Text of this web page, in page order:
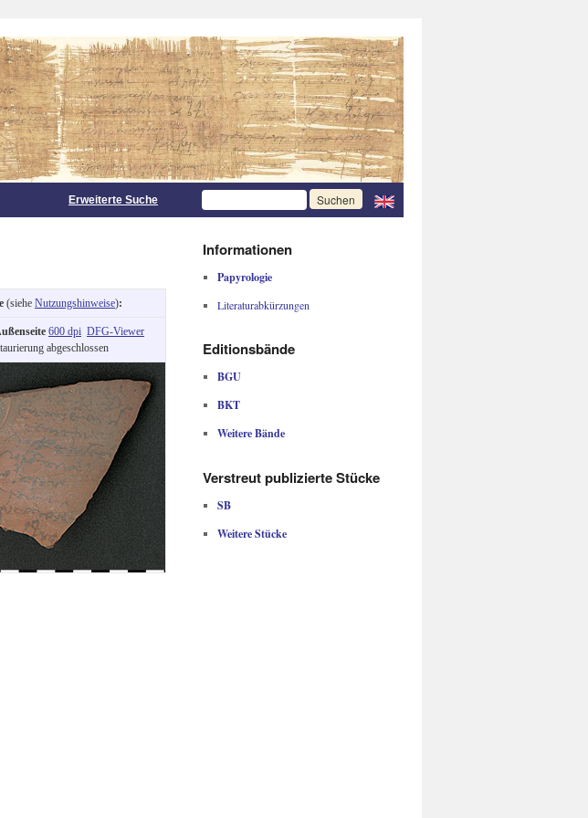
Erweiterte Suche
(siehe Nutzungshinweise):
600 dpi DFG-Viewer
abgeschlossen
Informationen
Papyrologie
Literaturabkürzungen
Editionsbände
BGU
BKT
Weitere Bände
Verstreut publizierte Stücke
SB
Weitere Stücke